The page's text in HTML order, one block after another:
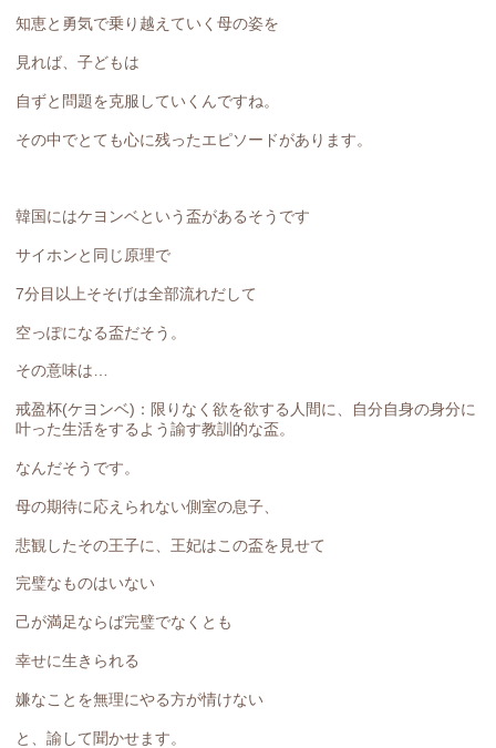
知恵と勇気で乗り越えていく母の姿を
見れば、子どもは
自ずと問題を克服していくんですね。
その中でとても心に残ったエピソードがあります。
韓国にはケヨンベという盃があるそうです
サイホンと同じ原理で
7分目以上そそげは全部流れだして
空っぽになる盃だそう。
その意味は…
戒盈杯(ケヨンベ)：限りなく欲を欲する人間に、自分自身の身分に
叶った生活をするよう諭す教訓的な盃。
なんだそうです。
母の期待に応えられない側室の息子、
悲観したその王子に、王妃はこの盃を見せて
完璧なものはいない
己が満足ならば完璧でなくとも
幸せに生きられる
嫌なことを無理にやる方が情けない
と、諭して聞かせます。